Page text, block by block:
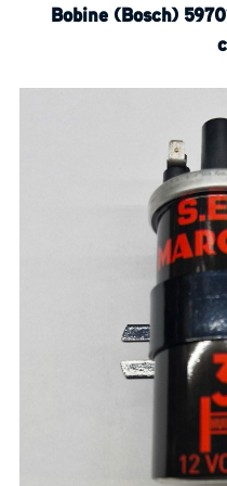
Bobine (Bosch)